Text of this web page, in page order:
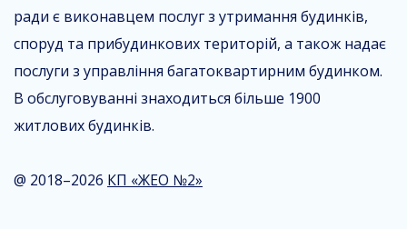
ради є виконавцем послуг з утримання будинків,
споруд та прибудинкових територій, а також надає
послуги з управління багатоквартирним будинком.
В обслуговуванні знаходиться більше 1900
житлових будинків.
@ 2018–2026 КП «ЖЕО №2»